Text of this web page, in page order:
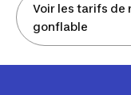
Voir les tarifs de
gonflable